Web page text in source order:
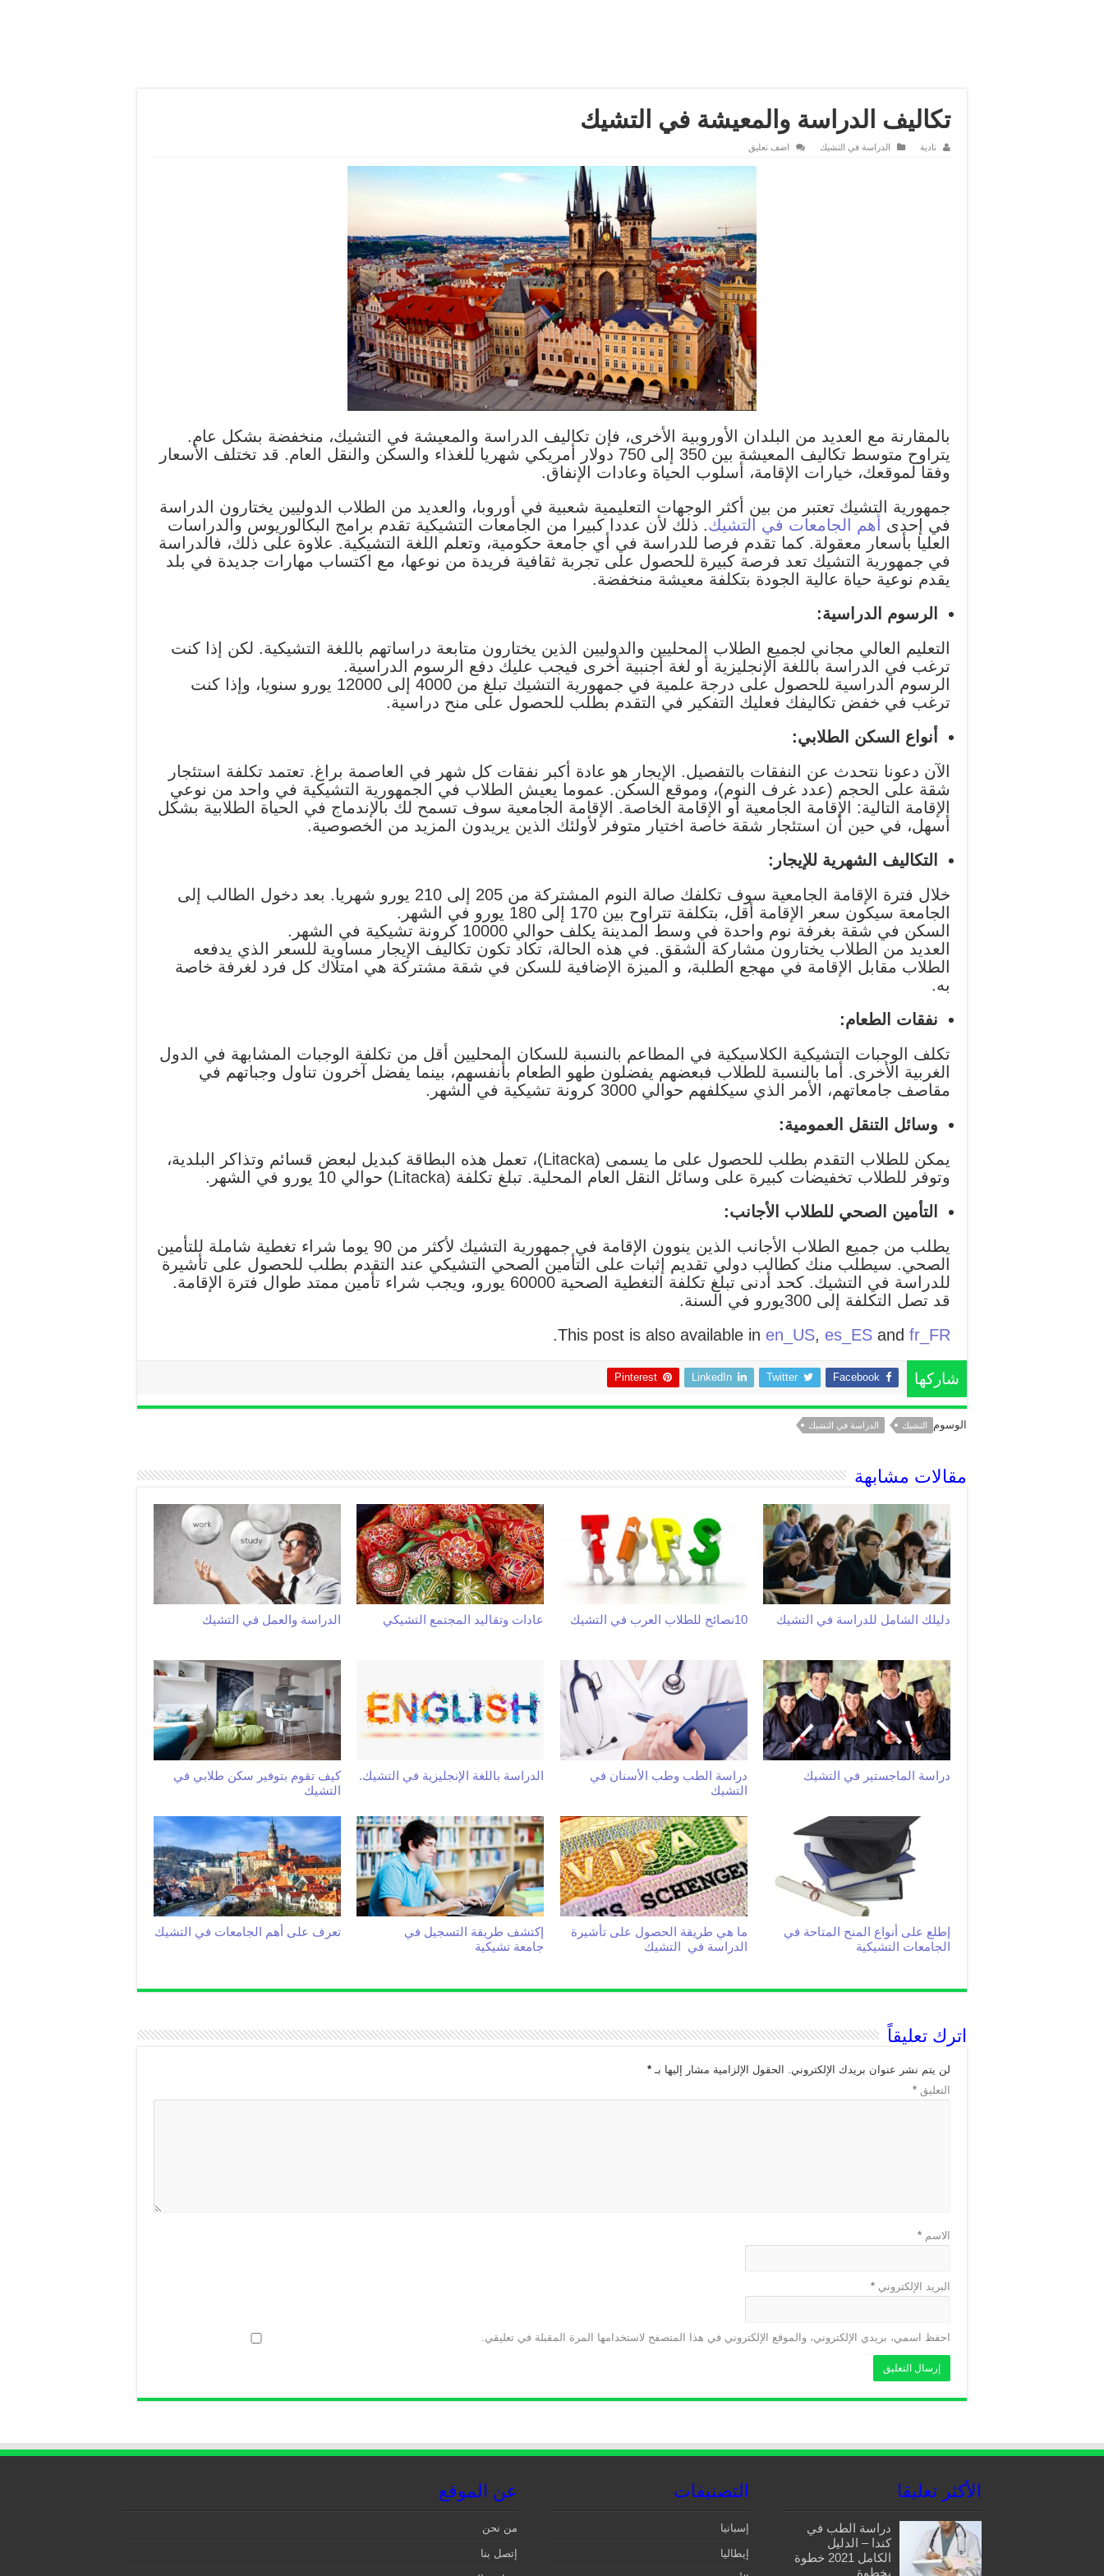
تكاليف الدراسة والمعيشة في التشيك
نادية الدراسة في التشيك اضف تعليق
بالمقارنة مع العديد من البلدان الأوروبية الأخرى، فإن تكاليف الدراسة والمعيشة في التشيك، منخفضة بشكل عام.
يتراوح متوسط تكاليف المعيشة بين 350 إلى 750 دولار أمريكي شهريا للغذاء والسكن والنقل العام. قد تختلف الأسعار
وفقا لموقعك، خيارات الإقامة، أسلوب الحياة وعادات الإنفاق.
جمهورية التشيك تعتبر من بين أكثر الوجهات التعليمية شعبية في أوروبا، والعديد من الطلاب الدوليين يختارون الدراسة
في إحدى أهم الجامعات في التشيك. ذلك لأن عددا كبيرا من الجامعات التشيكية تقدم برامج البكالوريوس والدراسات
العليا بأسعار معقولة. كما تقدم فرصا للدراسة في أي جامعة حكومية، وتعلم اللغة التشيكية. علاوة على ذلك، فالدراسة
في جمهورية التشيك تعد فرصة كبيرة للحصول على تجربة ثقافية فريدة من نوعها، مع اكتساب مهارات جديدة في بلد
يقدم نوعية حياة عالية الجودة بتكلفة معيشة منخفضة.
الرسوم الدراسية:
التعليم العالي مجاني لجميع الطلاب المحليين والدوليين الذين يختارون متابعة دراساتهم باللغة التشيكية. لكن إذا كنت
ترغب في الدراسة باللغة الإنجليزية أو لغة أجنبية أخرى فيجب عليك دفع الرسوم الدراسية.
الرسوم الدراسية للحصول على درجة علمية في جمهورية التشيك تبلغ من 4000 إلى 12000 يورو سنويا، وإذا كنت
ترغب في خفض تكاليفك فعليك التفكير في التقدم بطلب للحصول على منح دراسية.
أنواع السكن الطلابي:
الآن دعونا نتحدث عن النفقات بالتفصيل. الإيجار هو عادة أكبر نفقات كل شهر في العاصمة براغ. تعتمد تكلفة استئجار
شقة على الحجم (عدد غرف النوم)، وموقع السكن. عموما يعيش الطلاب في الجمهورية التشيكية في واحد من نوعي
الإقامة التالية: الإقامة الجامعية أو الإقامة الخاصة. الإقامة الجامعية سوف تسمح لك بالإندماج في الحياة الطلابية بشكل
أسهل، في حين أن استئجار شقة خاصة اختيار متوفر لأولئك الذين يريدون المزيد من الخصوصية.
التكاليف الشهرية للإيجار:
خلال فترة الإقامة الجامعية سوف تكلفك صالة النوم المشتركة من 205 إلى 210 يورو شهريا. بعد دخول الطالب إلى
الجامعة سيكون سعر الإقامة أقل، بتكلفة تتراوح بين 170 إلى 180 يورو في الشهر.
السكن في شقة بغرفة نوم واحدة في وسط المدينة يكلف حوالي 10000 كرونة تشيكية في الشهر.
العديد من الطلاب يختارون مشاركة الشقق. في هذه الحالة، تكاد تكون تكاليف الإيجار مساوية للسعر الذي يدفعه
الطلاب مقابل الإقامة في مهجع الطلبة، و الميزة الإضافية للسكن في شقة مشتركة هي امتلاك كل فرد لغرفة خاصة
به.
نفقات الطعام:
تكلف الوجبات التشيكية الكلاسيكية في المطاعم بالنسبة للسكان المحليين أقل من تكلفة الوجبات المشابهة في الدول
الغربية الأخرى. أما بالنسبة للطلاب فبعضهم يفضلون طهو الطعام بأنفسهم، بينما يفضل آخرون تناول وجباتهم في
مقاصف جامعاتهم، الأمر الذي سيكلفهم حوالي 3000 كرونة تشيكية في الشهر.
وسائل التنقل العمومية:
يمكن للطلاب التقدم بطلب للحصول على ما يسمى (Litacka)، تعمل هذه البطاقة كبديل لبعض قسائم وتذاكر البلدية،
وتوفر للطلاب تخفيضات كبيرة على وسائل النقل العام المحلية. تبلغ تكلفة (Litacka) حوالي 10 يورو في الشهر.
التأمين الصحي للطلاب الأجانب:
يطلب من جميع الطلاب الأجانب الذين ينوون الإقامة في جمهورية التشيك لأكثر من 90 يوما شراء تغطية شاملة للتأمين
الصحي. سيطلب منك كطالب دولي تقديم إثبات على التأمين الصحي التشيكي عند التقدم بطلب للحصول على تأشيرة
للدراسة في التشيك. كحد أدنى تبلغ تكلفة التغطية الصحية 60000 يورو، ويجب شراء تأمين ممتد طوال فترة الإقامة.
قد تصل التكلفة إلى 300يورو في السنة.
This post is also available in en_US, es_ES and fr_FR
.
شاركها Facebook
Twitter
LinkedIn
Pinterest
الوسوم التشيك الدراسة في التشيك
مقالات مشابهة
دليلك الشامل للدراسة في التشيك 10نصائح للطلاب العرب في التشيك عادات وتقاليد المجتمع التشيكي الدراسة والعمل في التشيك
دراسة الماجستير في التشيك
دراسة الطب وطب الأسنان في
التشيك
الدراسة باللغة الإنجليزية في التشيك.
كيف تقوم بتوفير سكن طلابي في
التشيك
إطلع على أنواع المنح المتاحة في
الجامعات التشيكية
ما هي طريقة الحصول على تأشيرة
الدراسة في التشيك
إكتشف طريقة التسجيل في
جامعة تشيكية
تعرف على أهم الجامعات في التشيك
اترك تعليقاً
لن يتم نشر عنوان بريدك الإلكتروني. الحقول الإلزامية مشار إليها بـ *
التعليق *
الاسم *
البريد الإلكتروني *
احفظ اسمي، بريدي الإلكتروني، والموقع الإلكتروني في هذا المتصفح لاستخدامها المرة المقبلة في تعليقي.
الأكثر تعليقا
دراسة الطب في
كندا – الدليل
الكامل 2021 خطوة
بخطوة
التصنيفات
إسبانيا‎
إيطاليا
عن الموقع
من نحن
إتصل بنا